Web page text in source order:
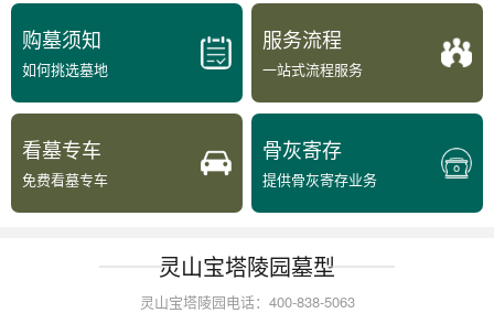
购墓须知
如何挑选墓地
服务流程
一站式流程服务
看墓专车
免费看墓专车
骨灰寄存
提供骨灰寄存业务
灵山宝塔陵园墓型
灵山宝塔陵园电话：400-838-5063